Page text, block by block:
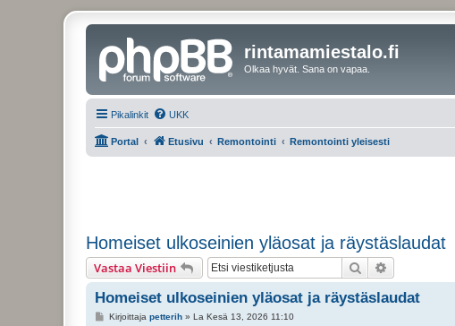
rintamamiestalo.fi
Olkaa hyvät. Sana on vapaa.
Pikalinkit UKK
Portal Etusivu Remontointi Remontointi yleisesti
Homeiset ulkoseinien yläosat ja räystäslaudat
Vastaa Viestiin Etsi
Homeiset ulkoseinien yläosat ja räystäslaudat
VKirjoittaja petterih» La Kesä 13, 2026 11:10